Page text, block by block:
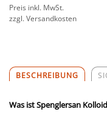
Preis inkl. MwSt.
zzgl. Versandkosten
BESCHREIBUNG
Was ist Spenglersan